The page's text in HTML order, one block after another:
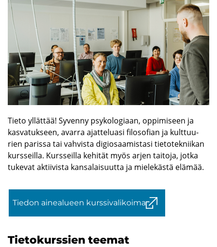
Tieto yl­lät­tää! Sy­ven­ny psy­ko­lo­gi­aan, op­pi­mi­seen ja
kas­va­tuk­seen, avar­ra ajat­te­lua­si fi­lo­so­fian ja kult­tuu­
rien pa­ris­sa tai vah­vis­ta di­gio­saa­mis­ta­si tie­to­tek­nii­kan
kurs­seil­la. Kurs­seil­la ke­hi­tät myös arjen tai­to­ja, jotka
tu­ke­vat ak­tii­vis­ta kan­sa­lai­suut­ta ja mie­le­käs­tä elä­mää.
Tie­don ai­nea­lu­een kurs­si­va­li­koi­ma
Tie­to­kurs­sien tee­mat